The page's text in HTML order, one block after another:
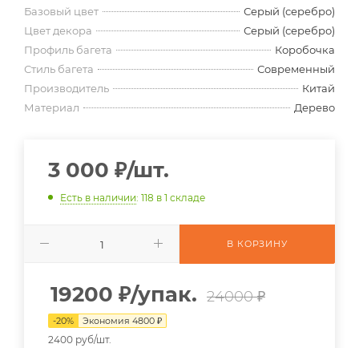
Базовый цвет
Серый (серебро)
Цвет декора
Серый (серебро)
Профиль багета
Коробочка
Стиль багета
Современный
Производитель
Китай
Материал
Дерево
3 000 ₽/шт.
Есть в наличии: 118 в 1 складе
В КОРЗИНУ
19200 ₽/упак. 24000 ₽
-20% Экономия 4800 ₽
2400 руб/шт.